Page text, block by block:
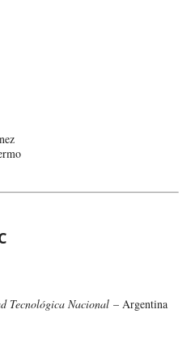
Tecnológica Nacional– Argentina